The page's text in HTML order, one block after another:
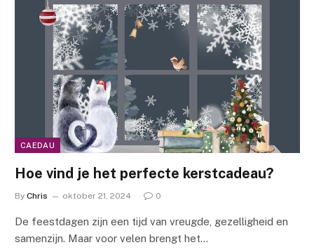
CAEDAU
Hoe vind je het perfecte kerstcadeau?
By Chris oktober 21, 2024 0
De feestdagen zijn een tijd van vreugde, gezelligheid en
samenzijn. Maar voor velen brengt het…